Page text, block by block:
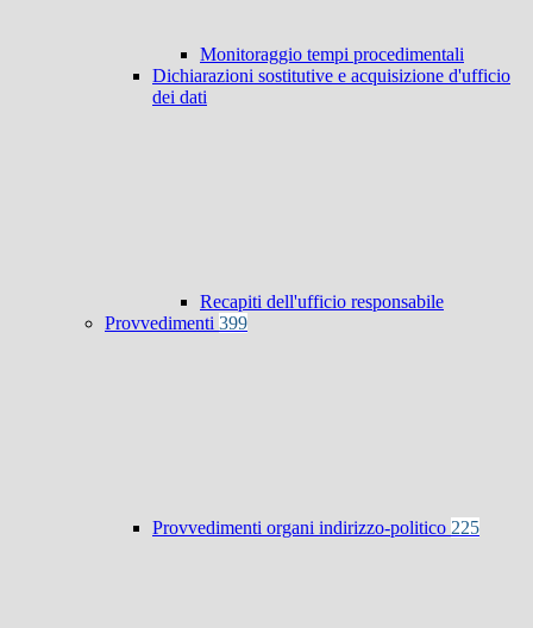
Monitoraggio tempi procedimentali
Dichiarazioni sostitutive e acquisizione d'ufficio
dei dati
Recapiti dell'ufficio responsabile
Provvedimenti 399
Provvedimenti organi indirizzo-politico 225